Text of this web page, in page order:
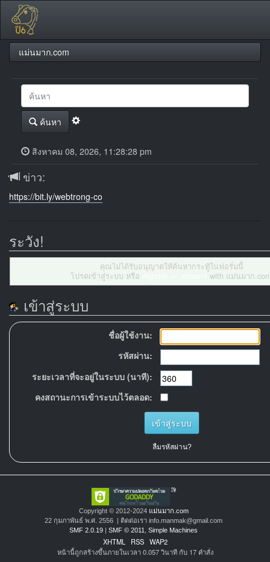
แม่นมาก.com
ค้นหา
สิงหาคม 08, 2026, 11:28:28 pm
ข่าว:
https://bit.ly/webtrong-co
ระวัง!
คุณไม่ได้รับอนุญาตให้ค้นหากระทู้ในฟอรั่มนี้
โปรดเข้าสู่ระบบ หรือ
with แม่นมาก
เข้าสู่ระบบ
ชื่อผู้ใช้งาน:
รหัสผ่าน:
ระยะเวลาที่จะอยู่ในระบบ (นาที):
คงสถานะการเข้าระบบไว้ตลอด:
ลืมรหัสผ่าน?
Copyright © 2012-2024 แม่นมาก.com
22 กุมภาพันธ์ พ.ศ. 2556 | ติดต่อเรา info.manmak@gmail.com
SMF 2.0.19 | SMF © 2011 Simple Machines
XHTML RSS WAP2
หน้านี้ถูกสร้างขึ้นภายในเวลา 0.057 วินาที กับ 17 คำสั่ง